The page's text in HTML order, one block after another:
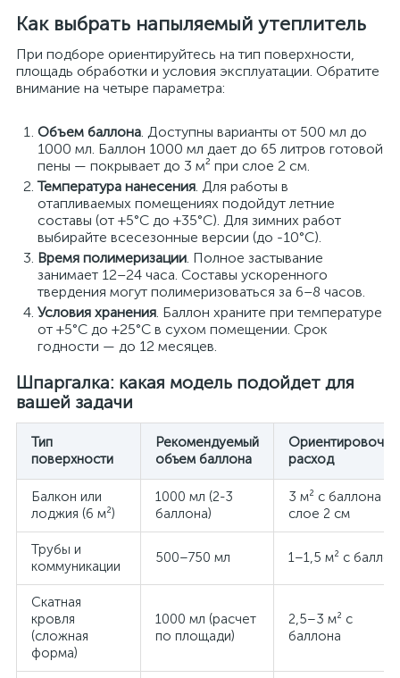
Как выбрать напыляемый утеплитель
При подборе ориентируйтесь на тип поверхности,
площадь обработки и условия эксплуатации. Обратите
внимание на четыре параметра:
Объем баллона. Доступны варианты от 500 мл до
1000 мл. Баллон 1000 мл дает до 65 литров готовой
пены — покрывает до 3 м² при слое 2 см.
Температура нанесения. Для работы в
отапливаемых помещениях подойдут летние
составы (от +5°C до +35°C). Для зимних работ
выбирайте всесезонные версии (до -10°C).
Время полимеризации. Полное застывание
занимает 12–24 часа. Составы ускоренного
твердения могут полимеризоваться за 6–8 часов.
Условия хранения. Баллон храните при температуре
от +5°C до +25°C в сухом помещении. Срок
годности — до 12 месяцев.
Шпаргалка: какая модель подойдет для
вашей задачи
Тип
поверхности
Рекомендуемый
объем баллона
расход
Балкон или
лоджия (6 м²)
1000 мл (2-3
баллона)
3 м² с баллона
слое 2 см
Трубы и
коммуникации
500–750 мл 1–1,5 м² с
Скатная
кровля
(сложная
форма)
1000 мл (расчет
по площади)
2,5–3 м² с
баллона